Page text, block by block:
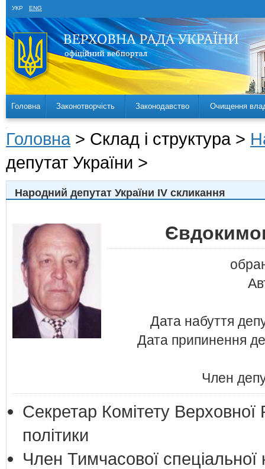
УКР ENG
Головна Законотворчість Законодавство Очищення
Головна > Склад і структура >
депутат України >
Народний депутат України IV скликання
Дата набуття
Дата припинення
Член
Секретар Комітету
політики
Член Тимчасової спеціальної